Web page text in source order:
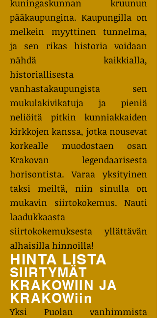
kuningaskunnan kruunun
pääkaupungina. Kaupungilla on
melkein myyttinen tunnelma,
ja sen rikas historia voidaan
nähdä kaikkialla,
historiallisesta
vanhastakaupungista sen
mukulakivikatuja ja pieniä
neliöitä pitkin kunniakkaiden
kirkkojen kanssa, jotka nousevat
korkealle muodostaen osan
Krakovan legendaarisesta
horisontista. Varaa yksityinen
taksi meiltä, niin sinulla on
mukavin siirtokokemus. Nauti
laadukkaasta
siirtokokemuksesta yllättävän
alhaisilla hinnoilla!
HINTA LISTA
SIIRTYMÄT
KRAKOWIIN JA
KRAKOWiin
Yksi Puolan vanhimmista